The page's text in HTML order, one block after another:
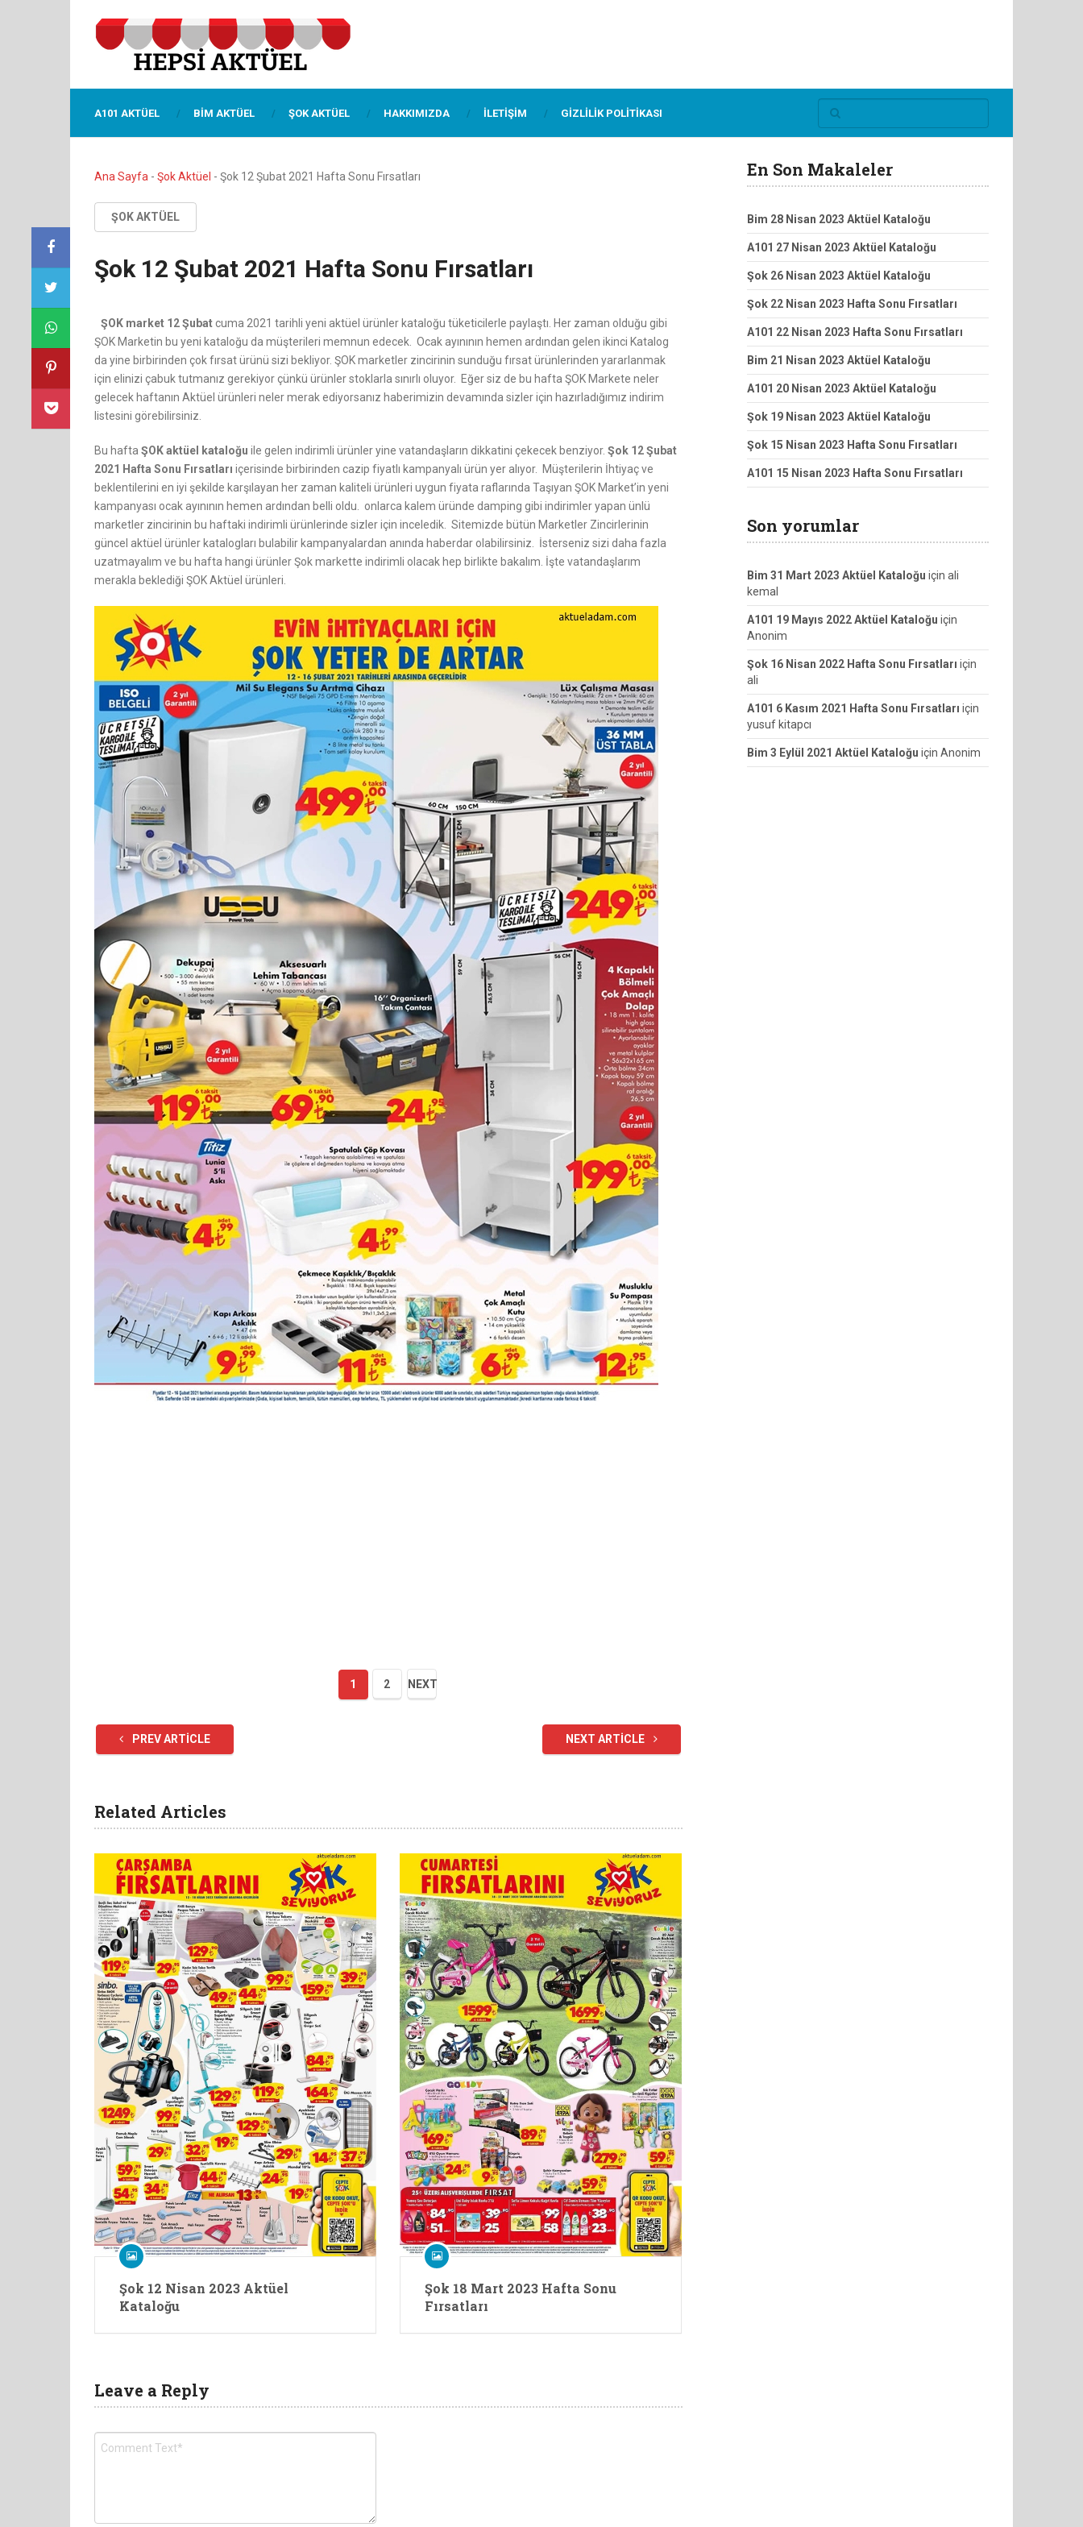
A101 AKTÜEL BIM AKTÜEL ŞOK AKTÜEL HAKKIMIZDA İLETIŞIM GIZLILIK POLITIKASI
Ana Sayfa - Şok Aktüel - Şok 12 Şubat 2021 Hafta Sonu Fırsatları
ŞOK AKTÜEL
Şok 12 Şubat 2021 Hafta Sonu Fırsatları
ŞOK market 12 Şubatcuma 2021 tarihli yeni aktüel ürünler kataloğu tüketicilerle paylaştı. Her zaman olduğu gibi
ŞOK Marketin bu yeni kataloğu da müşterileri memnun edecek. Ocak ayınının hemen ardından gelen ikinci Katalog
da yine birbirinden çok fırsat ürünü sizi bekliyor. ŞOK marketler zincirinin sunduğu fırsat ürünlerinden yararlanmak
için elinizi çabuk tutmanız gerekiyor çünkü ürünler stoklarla sınırlı oluyor. Eğer siz de bu hafta ŞOK Markete neler
gelecek haftanın Aktüel ürünleri neler merak ediyorsanız haberimizin devamında sizler için hazırladığımız indirim
listesini görebilirsiniz.
Bu hafta ŞOK aktüel kataloğu ile gelen indirimli ürünler yine vatandaşların dikkatini çekecek benziyor. Şok 12 Şubat
2021 Hafta Sonu Fırsatları içerisinde birbirinden cazip fiyatlı kampanyalı ürün yer alıyor. Müşterilerin İhtiyaç ve
beklentilerini en iyi şekilde karşılayan her zaman kaliteli ürünleri uygun fiyata raflarında Taşıyan ŞOK Market’in yeni
kampanyası ocak ayınının hemen ardından belli oldu. onlarca kalem üründe damping gibi indirimler yapan ünlü
marketler zincirinin bu haftaki indirimli ürünlerinde sizler için inceledik. Sitemizde bütün Marketler Zincirlerinin
güncel aktüel ürünler katalogları bulabilir kampanyalardan anında haberdar olabilirsiniz. İsterseniz sizi daha fazla
uzatmayalım ve bu hafta hangi ürünler Şok markette indirimli olacak hep birlikte bakalım. İşte vatandaşlarım
merakla beklediği ŞOK Aktüel ürünleri.
1 2 NEXT
PREV ARTICLE NEXT ARTICLE
Related Articles
Şok 12 Nisan 2023 Aktüel
Kataloğu
Şok 18 Mart 2023 Hafta Sonu
Fırsatları
Leave a Reply
En Son Makaleler
Bim 28 Nisan 2023 Aktüel Kataloğu
A101 27 Nisan 2023 Aktüel Kataloğu
Şok 26 Nisan 2023 Aktüel Kataloğu
Şok 22 Nisan 2023 Hafta Sonu Fırsatları
A101 22 Nisan 2023 Hafta Sonu Fırsatları
Bim 21 Nisan 2023 Aktüel Kataloğu
A101 20 Nisan 2023 Aktüel Kataloğu
Şok 19 Nisan 2023 Aktüel Kataloğu
Şok 15 Nisan 2023 Hafta Sonu Fırsatları
A101 15 Nisan 2023 Hafta Sonu Fırsatları
Son yorumlar
Bim 31 Mart 2023 Aktüel Kataloğu için ali
kemal
A101 19 Mayıs 2022 Aktüel Kataloğu için
Anonim
Şok 16 Nisan 2022 Hafta Sonu Fırsatları için
ali
A101 6 Kasım 2021 Hafta Sonu Fırsatları için
yusuf kitapcı
Bim 3 Eylül 2021 Aktüel Kataloğu için Anonim